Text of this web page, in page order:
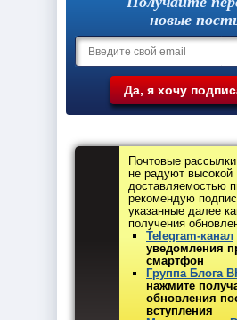
новые
Почтовые
не радуют высокой
доставляемостью
рекомендую
указанные далее
получения
Telegram-канал
уведомления
смартфон
Группа Блога
нажмите
обновления
вступления